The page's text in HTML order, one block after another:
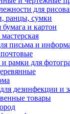
для
ранцы, сумки
бумага и картон
письма и
рамки для
дезинфекции и
товары